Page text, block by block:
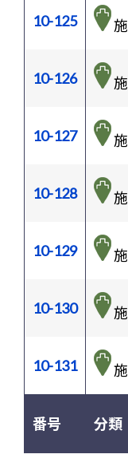
10-125
10-126
10-127
10-128
10-129
10-130
10-131
番号 分類